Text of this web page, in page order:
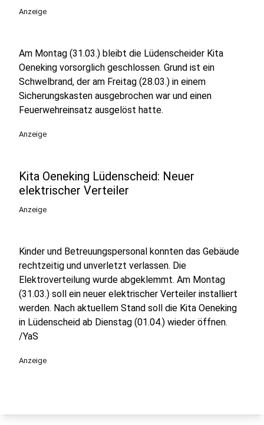
Anzeige
Am Montag (31.03.) bleibt die Lüdenscheider Kita
Oeneking vorsorglich geschlossen. Grund ist ein
Schwelbrand, der am Freitag (28.03.) in einem
Sicherungskasten ausgebrochen war und einen
Feuerwehreinsatz ausgelöst hatte.
Anzeige
Kita Oeneking Lüdenscheid: Neuer
elektrischer Verteiler
Anzeige
Kinder und Betreuungspersonal konnten das Gebäude
rechtzeitig und unverletzt verlassen. Die
Elektroverteilung wurde abgeklemmt. Am Montag
(31.03.) soll ein neuer elektrischer Verteiler installiert
werden. Nach aktuellem Stand soll die Kita Oeneking
in Lüdenscheid ab Dienstag (01.04.) wieder öffnen.
/YaS
Anzeige